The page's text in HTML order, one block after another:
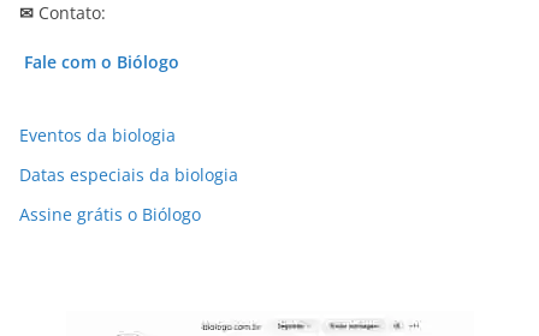
✉ Contato:
Fale com o Biólogo
Eventos da biologia
Datas especiais da biologia
Assine grátis o Biólogo